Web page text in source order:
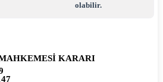
olabilir.